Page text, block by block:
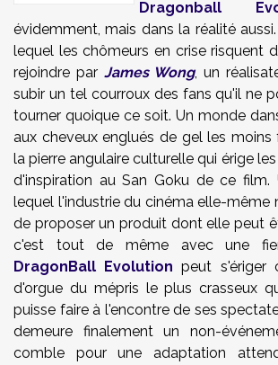
Dragonball
évidemment, mais dans la réalité
lequel les chômeurs en crise risquent
rejoindre par James Wong, un
subir un tel courroux des fans qu'il ne
tourner quoique ce soit. Un monde
aux cheveux englués de gel les
la pierre angulaire culturelle qui érige
d'inspiration au San Goku de ce film.
lequel l'industrie du cinéma elle-même
de proposer un produit dont elle peut
c'est tout de même avec une
DragonBall Evolution peut s'ériger
d'orgue du mépris le plus crasseux
puisse faire à l'encontre de ses
demeure finalement un non-
comble pour une adaptation